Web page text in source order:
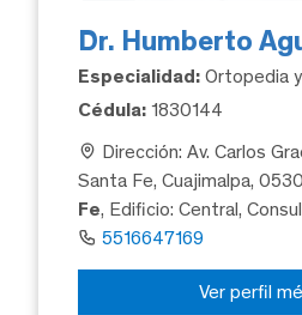
Dr. Humberto
Especialidad: Ortopedia
Cédula: 1830144
Dirección: Av. Carlos
Santa Fe, Cuajimalpa,
Fe, Edificio: Central,
5516647169
Ver perfil